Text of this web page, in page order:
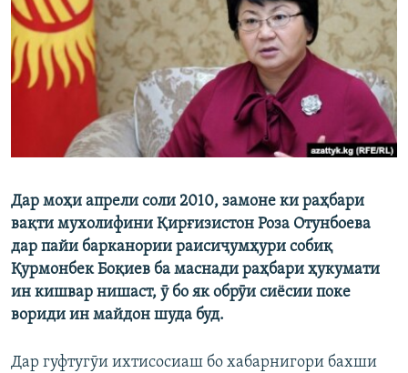
ГУЗОРИШҲОИ РАДИОӢ
Русский
ПАЙГИРӢ КУНЕД
Ҳамаи сомонаҳои RFE/RL
Дар моҳи апрели соли 2010, замоне ки раҳбари
вақти мухолифини Қирғизистон Роза Отунбоева
дар пайи барканории раисиҷумҳури собиқ
Қурмонбек Боқиев ба маснади раҳбари ҳукумати
ин кишвар нишаст, ӯ бо як обрӯи сиёсии поке
вориди ин майдон шуда буд.
Дар гуфтугӯи ихтисосиаш бо хабарнигори бахши